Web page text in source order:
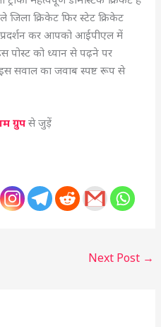
क्रिकेट फिर स्टेट क्रिकेट
कर आपको आईपीएल में
पोस्ट को ध्यान से पढ़ने पर
सवाल का जवाब स्पष्ट रूप से
ग्रुप से जुड़ें
Next Post →